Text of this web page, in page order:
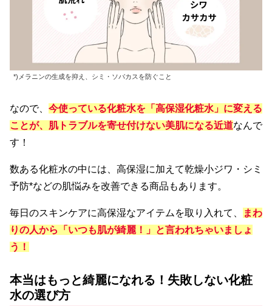
*)メラニンの生成を抑え、シミ・ソバカスを防ぐこと
なので、 今使っている化粧水を「高保湿化粧水」に変える
ことが、肌トラブルを寄せ付けない美肌になる近道なんで
す！
数ある化粧水の中には、高保湿に加えて乾燥小ジワ・シミ
予防*などの肌悩みを改善できる商品もあります。
毎日のスキンケアに高保湿なアイテムを取り入れて、
まわ
りの人から「いつも肌が綺麗！」と言われちゃいましょ
う！
本当はもっと綺麗になれる！失敗しない化粧
水の選び方